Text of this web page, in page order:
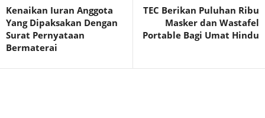
Kenaikan Iuran Anggota
Yang Dipaksakan Dengan
Surat Pernyataan
Bermaterai
TEC Berikan Puluhan Ribu
Masker dan Wastafel
Portable Bagi Umat Hindu